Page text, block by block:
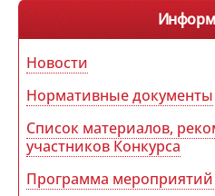
Новости
Нормативные документы
Список материалов,
участников Конкурса
Программа мероприятий